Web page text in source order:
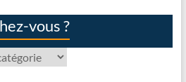
vous ?